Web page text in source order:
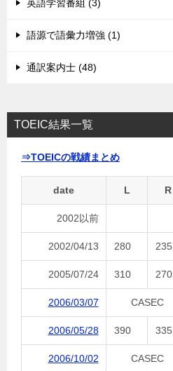
英語学習番組 (3)
語源で語彙力増強 (1)
通訳案内士 (48)
TOEIC結果一覧
⇒TOEICの戦績まとめ
date L R
2002以前
2002/04/13 280 235
2005/07/24 310 270
2006/03/07 CASEC
2006/05/28 390 335
2006/10/02 CASEC